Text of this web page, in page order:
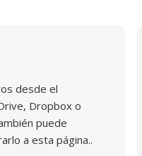
desde el
Dropbox o
puede
a esta página..